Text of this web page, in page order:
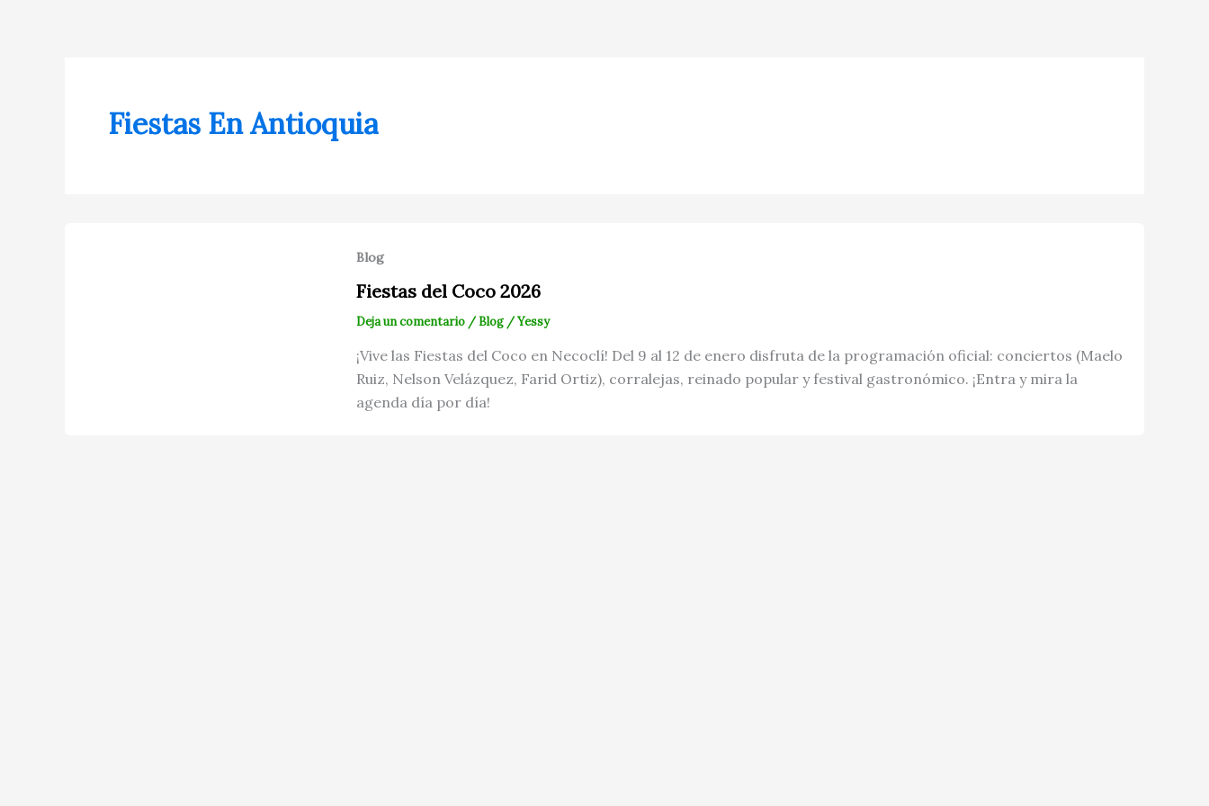
Fiestas En Antioquia
Blog
Fiestas del Coco 2026
Deja un comentario /Blog /Yessy
¡Vive las Fiestas del Coco en Necoclí! Del 9 al 12 de enero disfruta de la programación oficial: conciertos (Maelo
Ruiz, Nelson Velázquez, Farid Ortiz), corralejas, reinado popular y festival gastronómico. ¡Entra y mira la
agenda día por día!